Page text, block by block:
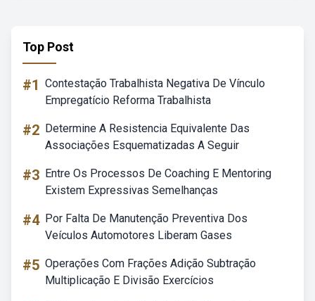
Top Post
#1 Contestação Trabalhista Negativa De Vínculo
Empregatício Reforma Trabalhista
#2 Determine A Resistencia Equivalente Das
Associações Esquematizadas A Seguir
#3 Entre Os Processos De Coaching E Mentoring
Existem Expressivas Semelhanças
#4 Por Falta De Manutenção Preventiva Dos
Veículos Automotores Liberam Gases
#5 Operações Com Frações Adição Subtração
Multiplicação E Divisão Exercícios